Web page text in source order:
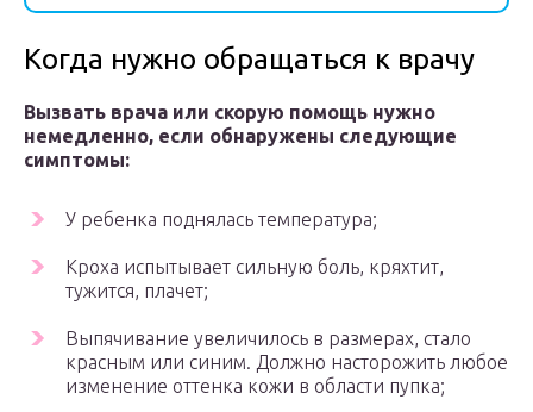
Когда нужно обращаться к врачу
Вызвать врача или скорую помощь нужно
немедленно, если обнаружены следующие
симптомы:
У ребенка поднялась температура;
Кроха испытывает сильную боль, кряхтит,
тужится, плачет;
Выпячивание увеличилось в размерах, стало
красным или синим. Должно насторожить любое
изменение оттенка кожи в области пупка;